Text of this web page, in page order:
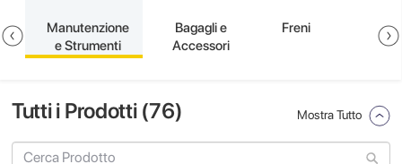
Manutenzione
e Strumenti
Bagagli e
Accessori
Freni
Tutti i Prodotti (76) Mostra Tutto